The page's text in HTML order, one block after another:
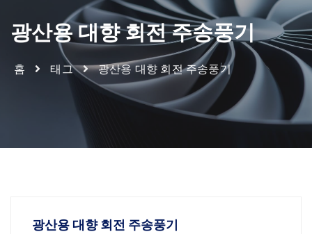
광산용 대향 회전 주송풍기
홈 태그 광산용 대향 회전 주송풍기
광산용 대향 회전 주송풍기